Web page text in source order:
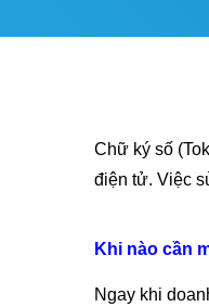
Chữ ký số
điện tử. Việc
Khi nào cần
Ngay khi